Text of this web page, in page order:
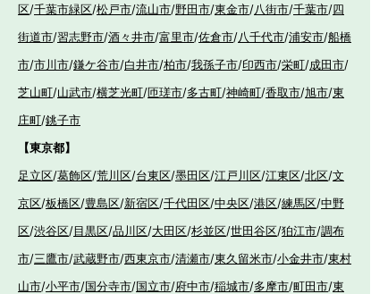
区/千葉市緑区/松戸市/流山市/野田市/東金市/八街市/千葉市/四
街道市/習志野市/酒々井市/富里市/佐倉市/八千代市/浦安市/船橋
市/市川市/鎌ケ谷市/白井市/柏市/我孫子市/印西市/栄町/成田市/
芝山町/山武市/横芝光町/匝瑳市/多古町/神崎町/香取市/旭市/東
庄町/銚子市
【東京都】
足立区/葛飾区/荒川区/台東区/墨田区/江戸川区/江東区/北区/文
京区/板橋区/豊島区/新宿区/千代田区/中央区/港区/練馬区/中野
区/渋谷区/目黒区/品川区/大田区/杉並区/世田谷区/狛江市/調布
市/三鷹市/武蔵野市/西東京市/清瀬市/東久留米市/小金井市/東村
山市/小平市/国分寺市/国立市/府中市/稲城市/多摩市/町田市/東